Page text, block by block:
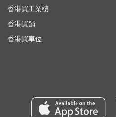
香港買工業樓
香港買舖
香港買車位